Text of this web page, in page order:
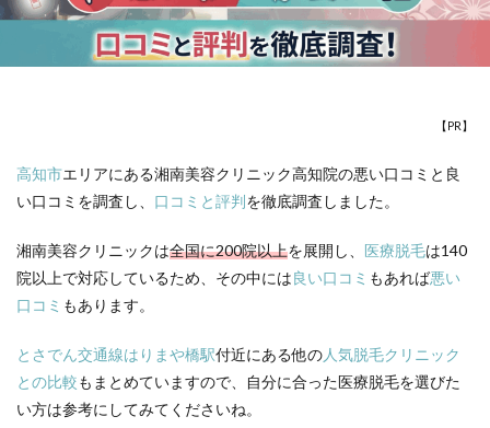
【PR】
高知市エリアにある湘南美容クリニック高知院の悪い口コミと良
い口コミを調査し、 口コミと評判を徹底調査しました。
湘南美容クリニックは全国に200院以上を展開し、 医療脱毛は140
院以上で対応しているため、その中には良い口コミ もあれば悪い
口コミ もあります。
とさでん交通線はりまや橋駅付近にある他の人気脱毛クリニック
との比較もまとめていますので、自分に合った医療脱毛を選びた
い方は参考にしてみてくださいね。